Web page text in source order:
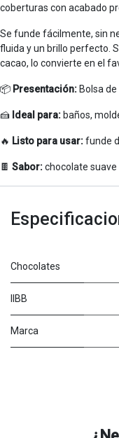
coberturas con acabado
Se funde fácilmente, sin
fluida y un brillo perfecto.
cacao, lo convierte en el
📦 Presentación:Bolsa de
🍰 Ideal para:baños,
🔥 Listo para usar:funde
🍫 Sabor:chocolate
Chocolates
IIBB
Marca